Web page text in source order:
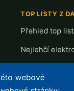
TOP LISTY Z
Přehled top
Nejlehčí
Nejlevnější s
webové